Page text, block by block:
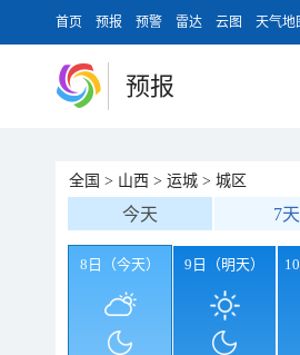
首页 预报 预警 雷达 云图 天气地
预报
全国 > 山西 > 运城 > 城区
今天 7天
8日（今天） 9日（明天）